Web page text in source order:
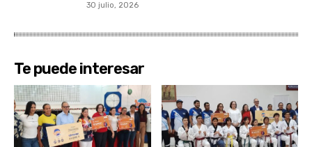
30 julio, 2026
Te puede interesar